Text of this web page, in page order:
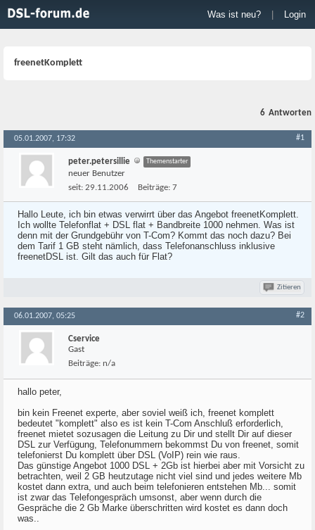
Was ist neu? Login
freenetKomplett
6 Antworten
05.01.2007, 17:32 #1
peter.petersillie Themenstarter
neuer Benutzer
seit: 29.11.2006 Beiträge: 7
Hallo Leute, ich bin etwas verwirrt über das Angebot freenetKomplett.
Ich wollte Telefonflat + DSL flat + Bandbreite 1000 nehmen. Was ist
denn mit der Grundgebühr von T-Com? Kommt das noch dazu? Bei
dem Tarif 1 GB steht nämlich, dass Telefonanschluss inklusive
freenetDSL ist. Gilt das auch für Flat?
Zitieren
06.01.2007, 05:25 #2
Cservice
Gast
Beiträge: n/a
hallo peter,
bin kein Freenet experte, aber soviel weiß ich, freenet komplett
bedeutet "komplett" also es ist kein T-Com Anschluß erforderlich,
freenet mietet sozusagen die Leitung zu Dir und stellt Dir auf dieser
DSL zur Verfügung, Telefonummern bekommst Du von freenet, somit
telefonierst Du komplett über DSL (VoIP) rein wie raus.
Das günstige Angebot 1000 DSL + 2Gb ist hierbei aber mit Vorsicht zu
betrachten, weil 2 GB heutzutage nicht viel sind und jedes weitere Mb
kostet dann extra, und auch beim telefonieren entstehen Mb... somit
ist zwar das Telefongespräch umsonst, aber wenn durch die
Gespräche die 2 Gb Marke überschritten wird kostet es dann doch
was..